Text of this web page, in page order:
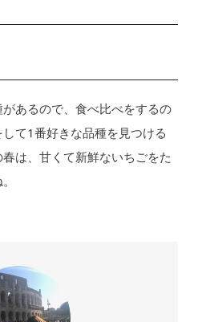
あるので、食べ比べをするの
て1番好きな品種を見つける
は、甘くて新鮮ないちごをた